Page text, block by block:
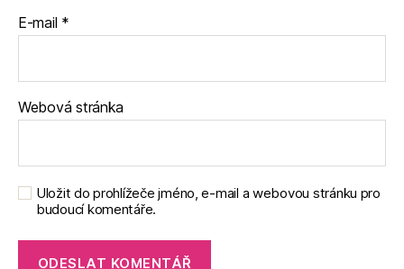
E-mail *
Webová stránka
Uložit do prohlížeče jméno, e-mail a webovou stránku pro
budoucí komentáře.